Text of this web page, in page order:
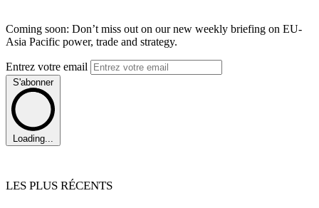
Coming soon: Don’t miss out on our new weekly briefing on EU-
Asia Pacific power, trade and strategy.
Entrez votre email
S'abonner
Loading...
LES PLUS RÉCENTS